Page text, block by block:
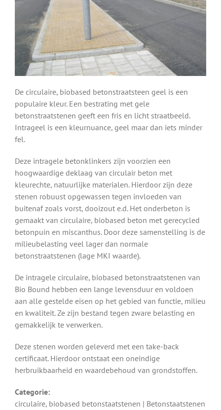
De circulaire, biobased betonstraatsteen geel is een
populaire kleur. Een bestrating met gele
betonstraatstenen geeft een fris en licht straatbeeld.
Intrageel is een kleurnuance, geel maar dan iets minder
fel.
Deze intragele betonklinkers zijn voorzien een
hoogwaardige deklaag van circulair beton met
kleurechte, natuurlijke materialen. Hierdoor zijn deze
stenen robuust opgewassen tegen invloeden van
buitenaf zoals vorst, dooizout e.d. Het onderbeton is
gemaakt van circulaire, biobased beton met gerecycled
betonpuin en miscanthus. Door deze samenstelling is de
milieubelasting veel lager dan normale
betonstraatstenen (lage MKI waarde).
De intragele circulaire, biobased betonstraatstenen van
Bio Bound hebben een lange levensduur en voldoen
aan alle gestelde eisen op het gebied van functie, milieu
en kwaliteit. Ze zijn bestand tegen zware belasting en
gemakkelijk te verwerken.
Deze stenen worden geleverd met een take-back
certificaat. Hierdoor ontstaat een oneindige
herbruikbaarheid en waardebehoud van grondstoffen.
Categorie:
circulaire, biobased betonstaatstenen | Betonstaatstenen